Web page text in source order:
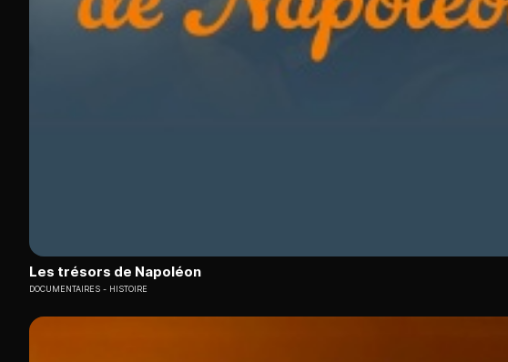
Les trésors de Napoléon
DOCUMENTAIRES HISTOIRE